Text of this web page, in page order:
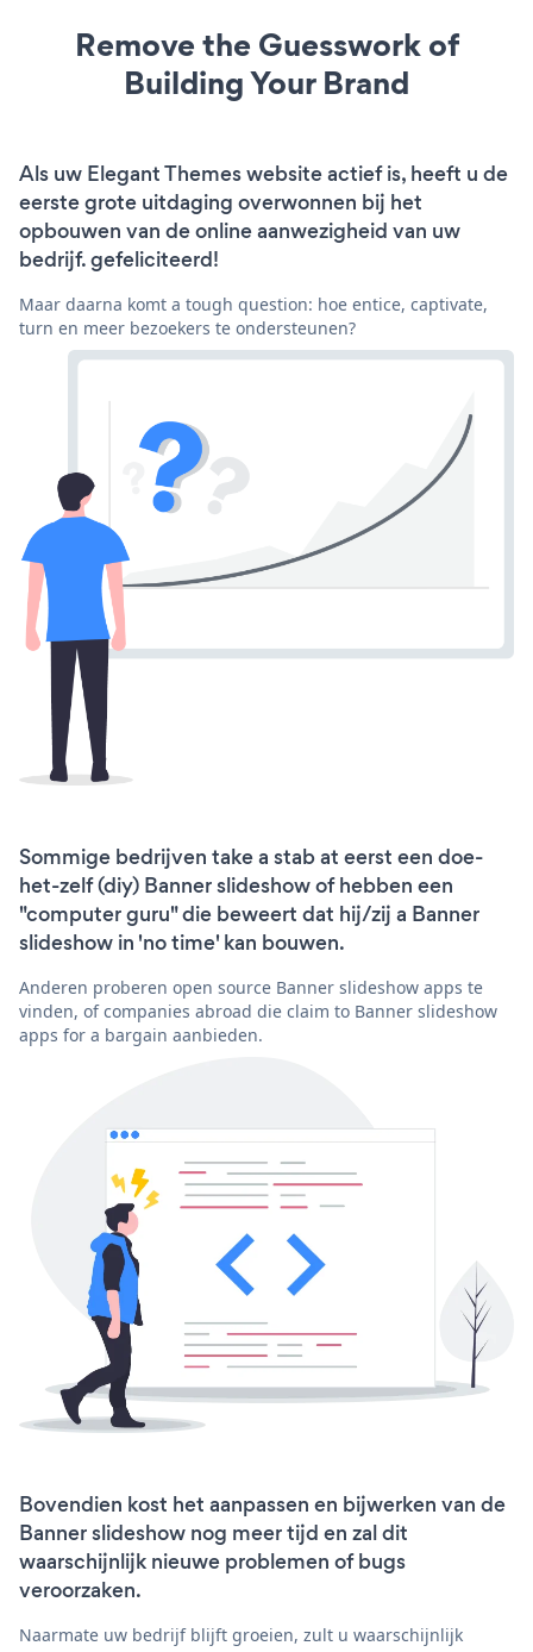
Remove the Guesswork of
Building Your Brand
Als uw Elegant Themes website actief is, heeft u de
eerste grote uitdaging overwonnen bij het
opbouwen van de online aanwezigheid van uw
bedrijf. gefeliciteerd!
Maar daarna komt a tough question: hoe entice, captivate,
turn en meer bezoekers te ondersteunen?
Sommige bedrijven take a stab at eerst een doe-
het-zelf (diy) Banner slideshow of hebben een
"computer guru" die beweert dat hij/zij a Banner
slideshow in 'no time' kan bouwen.
Anderen proberen open source Banner slideshow apps te
vinden, of companies abroad die claim to Banner slideshow
apps for a bargain aanbieden.
Bovendien kost het aanpassen en bijwerken van de
Banner slideshow nog meer tijd en zal dit
waarschijnlijk nieuwe problemen of bugs
veroorzaken.
Naarmate uw bedrijf blijft groeien, zult u waarschijnlijk